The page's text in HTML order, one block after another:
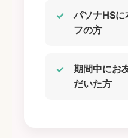
パソナHSに
フの方
期間中にお
だいた方